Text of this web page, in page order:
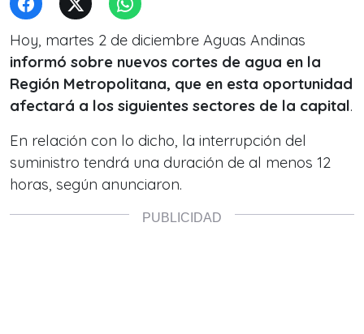
Hoy, martes 2 de diciembre Aguas Andinas
informó sobre nuevos cortes de agua en la
Región Metropolitana, que en esta oportunidad
afectará a los siguientes sectores de la capital.
En relación con lo dicho, la interrupción del
suministro tendrá una duración de al menos 12
horas, según anunciaron.